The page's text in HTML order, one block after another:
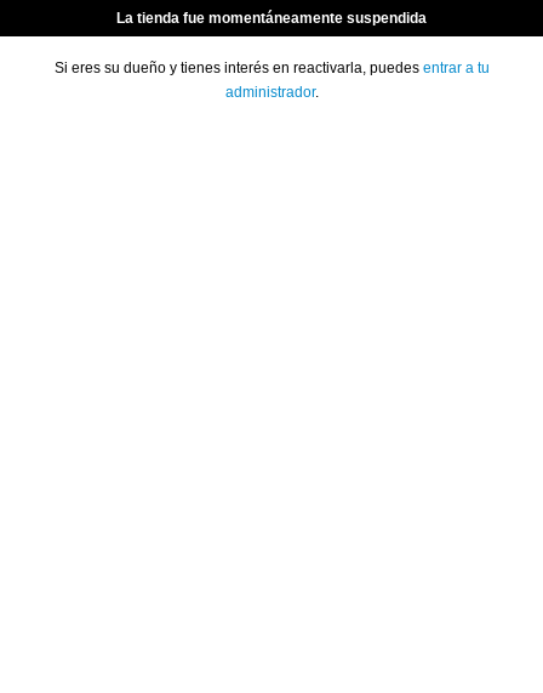
La tienda fue momentáneamente suspendida
Si eres su dueño y tienes interés en reactivarla, puedes entrar a tu
administrador.